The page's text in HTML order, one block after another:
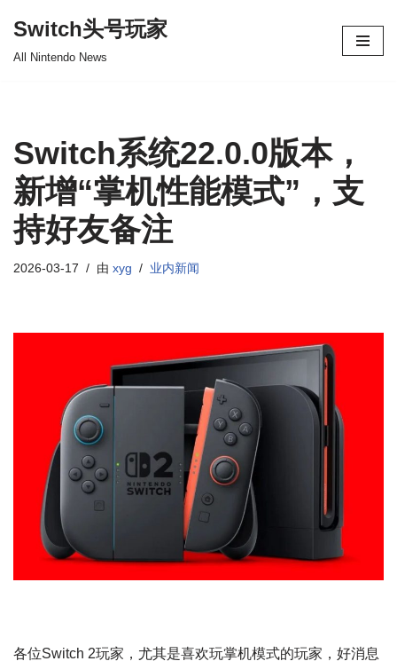
Switch头号玩家
All Nintendo News
Switch系统22.0.0版本，
新增“掌机性能模式”，支
持好友备注
2026-03-17 由 xyg 业内新闻
各位Switch 2玩家，尤其是喜欢玩掌机模式的玩家，好消息